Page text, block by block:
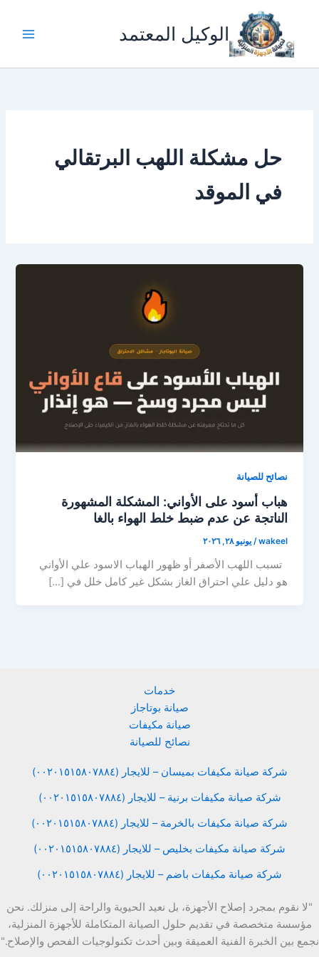
المحتوى
الوكيل المعتمد
حل مشكلة اللهب البرتقالي
في الموقد
نصائح للصيانة
هباب أسود على الأواني: المشكلة المشهورة
الناتجة عن عدم ضبط خلط الهواء بالغا
wakeel
/يونيو ٢٨, ٢٠٢٦
تسبب اللهب الأصفر أو ظهور الهباب الاسود علي الأواني
هو دليل علي احتراق الغاز بشكل غير كامل خلل في […]
خدمات
صيانة بوتاجاز
صيانة مكيفات
نصائح للصيانة
شركة صيانة مكيفات بميسان – للايجار (٠٠٢٠١٥١٥٨٠٧٨٨٤)
شركة صيانة مكيفات برنية – للايجار (٠٠٢٠١٥١٥٨٠٧٨٨٤)
شركة صيانة مكيفات بالخرمة – للايجار (٠٠٢٠١٥١٥٨٠٧٨٨٤)
شركة صيانة مكيفات بخليص – للايجار (٠٠٢٠١٥١٥٨٠٧٨٨٤)
شركة صيانة مكيفات باضم – للايجار (٠٠٢٠١٥١٥٨٠٧٨٨٤)
"لا نقوم بمجرد إصلاح الأجهزة، بل نعيد الحيوية والراحة إلى منزلك. نحن
مؤسسة متخصصة في تقديم حلول الصيانة المتكاملة للأجهزة المنزلية،
نجمع بين الخبرة الفنية العميقة وبين أحدث تكنولوجيات الفحص والإصلاح."